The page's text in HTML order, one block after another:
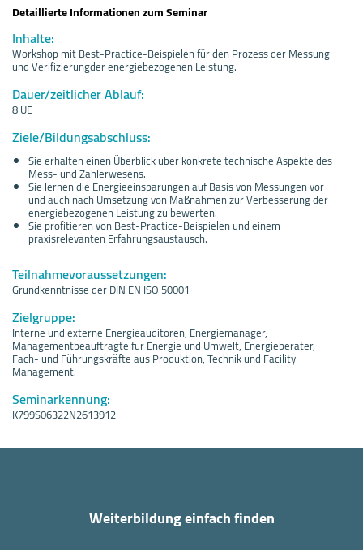
Detaillierte Informationen zum Seminar
Inhalte:
Workshop mit Best-Practice-Beispielen für den Prozess der Messung
und Verifizierungder energiebezogenen Leistung.
Dauer/zeitlicher Ablauf:
8 UE
Ziele/Bildungsabschluss:
Sie erhalten einen Überblick über konkrete technische Aspekte des
Mess- und Zählerwesens.
Sie lernen die Energieeinsparungen auf Basis von Messungen vor
und auch nach Umsetzung von Maßnahmen zur Verbesserung der
energiebezogenen Leistung zu bewerten.
Sie profitieren von Best-Practice-Beispielen und einem
praxisrelevanten Erfahrungsaustausch.
Teilnahmevoraussetzungen:
Grundkenntnisse der DIN EN ISO 50001
Zielgruppe:
Interne und externe Energieauditoren, Energiemanager,
Managementbeauftragte für Energie und Umwelt, Energieberater,
Fach- und Führungskräfte aus Produktion, Technik und Facility
Management.
Seminarkennung:
K799S06322N2613912
Weiterbildung einfach finden